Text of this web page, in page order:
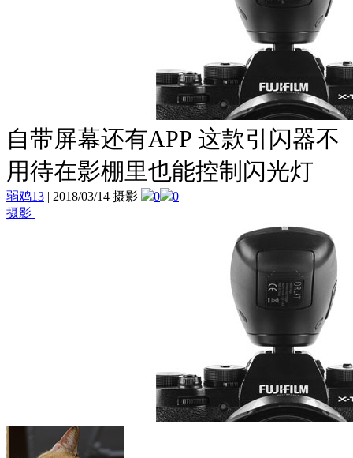
自带屏幕还有APP 这款引闪器不
用待在影棚里也能控制闪光灯
弱鸡13 | 2018/03/14 摄影 0
0
摄影